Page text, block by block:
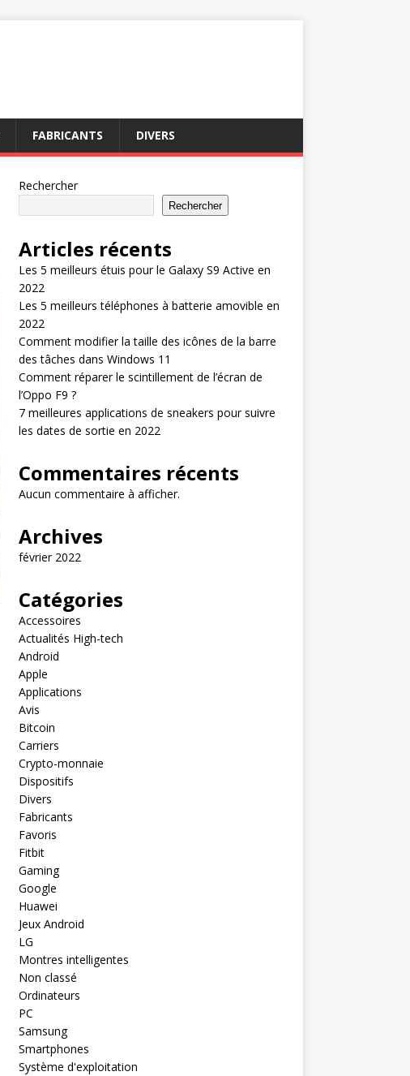
FABRICANTS DIVERS
Rechercher
Rechercher
Articles récents
Les 5 meilleurs étuis pour le Galaxy S9 Active en
2022
Les 5 meilleurs téléphones à batterie amovible en
2022
Comment modifier la taille des icônes de la barre
des tâches dans Windows 11
Comment réparer le scintillement de l’écran de
l’Oppo F9 ?
7 meilleures applications de sneakers pour suivre
les dates de sortie en 2022
Commentaires récents
Aucun commentaire à afficher.
Archives
février 2022
Catégories
Accessoires
Actualités High-tech
Android
Apple
Applications
Avis
Bitcoin
Carriers
Crypto-monnaie
Dispositifs
Divers
Fabricants
Favoris
Fitbit
Gaming
Google
Huawei
Jeux Android
LG
Montres intelligentes
Non classé
Ordinateurs
PC
Samsung
Smartphones
Système d'exploitation